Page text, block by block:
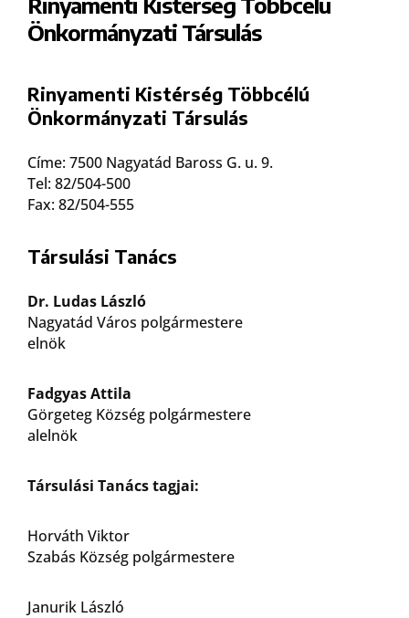
Önkormányzati Társulás
Rinyamenti Kistérség Többcélú
Önkormányzati Társulás
Címe: 7500 Nagyatád Baross G. u. 9.
Tel: 82/504-500
Fax: 82/504-555
Társulási Tanács
Dr. Ludas László
Nagyatád Város polgármestere
elnök
Fadgyas Attila
Görgeteg Község polgármestere
alelnök
Társulási Tanács tagjai:
Horváth Viktor
Szabás Község polgármestere
Janurik László